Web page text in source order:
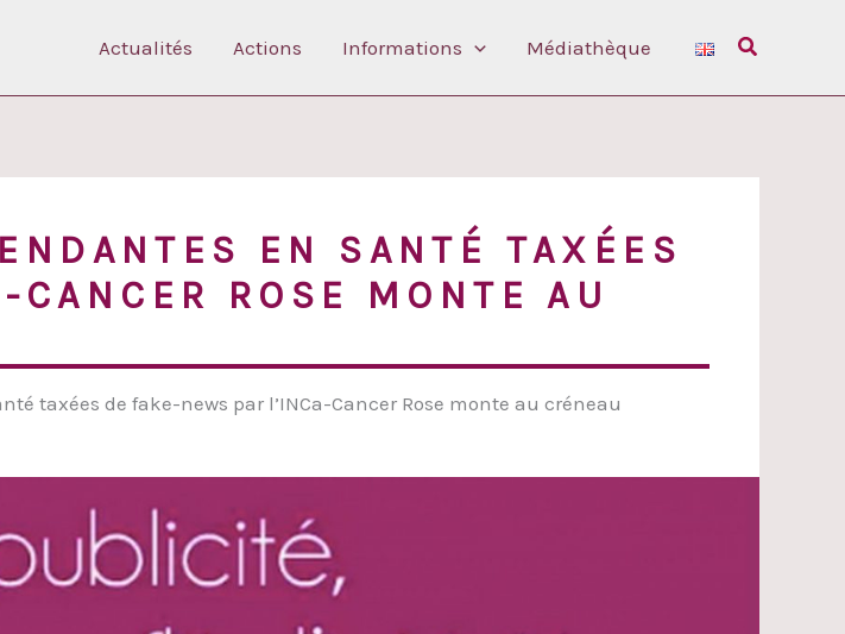
Actualités Actions Informations Médiathèque Rechercher
EN SANTÉ TAXÉES
ROSE MONTE AU
taxées de fake-news par l’INCa-Cancer Rose monte au créneau